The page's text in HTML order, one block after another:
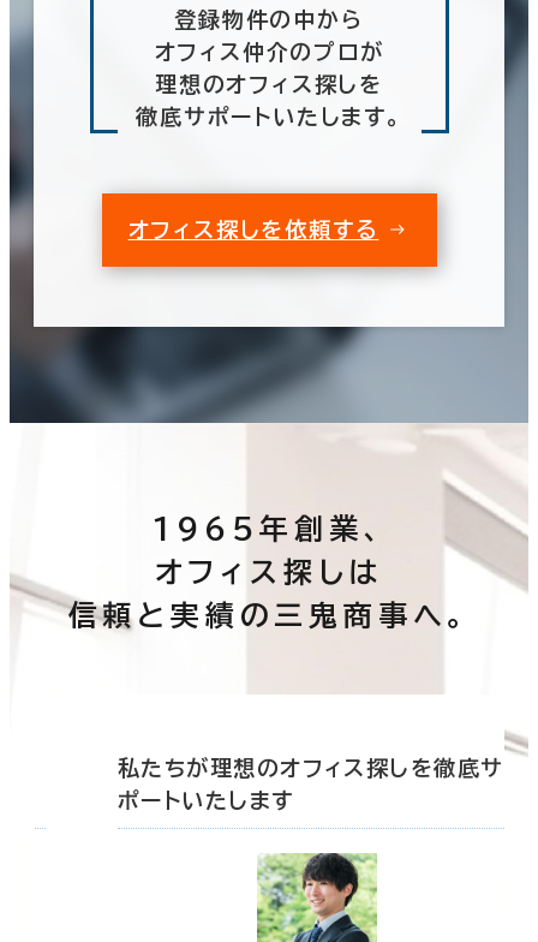
登録物件の中から
オフィス仲介のプロが
理想のオフィス探しを
徹底サポートいたします。
オフィス探しを依頼する
1965年創業、
オフィス探しは
信頼と実績の三鬼商事へ。
私たちが理想のオフィス探しを徹底サ
ポートいたします